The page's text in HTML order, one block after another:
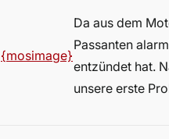
{mosimage}
Da aus dem
Passanten
entzündet hat.
unsere erste